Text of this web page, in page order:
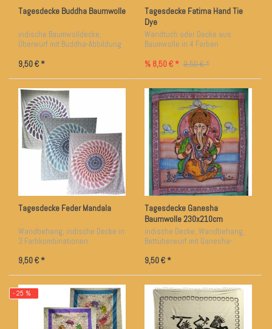
Tagesdecke Buddha Baumwolle
indische Baumwolldecke,
Überwurf mit Buddha-Abbildung
9,50 € *
Tagesdecke Fatima Hand Tie
Dye
Wandtuch oder Decke aus
Baumwolle in 4 Farben
% 8,50 € * 9,50 € *
Tagesdecke Feder Mandala
Wandbehang, indische Decke in
3 Farbkombinationen
9,50 € *
Tagesdecke Ganesha
Baumwolle 230x210cm
indische Decke, Wandbehang,
Bettüberwurf mit Ganesha-
9,50 € *
- 25 %